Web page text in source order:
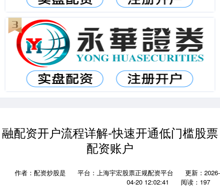
融配资开户流程详解-快速开通低门槛股票
配资账户
作者：配资炒股是 平台：上海宇宏股票正规配资平台
更新：2026-
04-20 12:02:41
阅读：197